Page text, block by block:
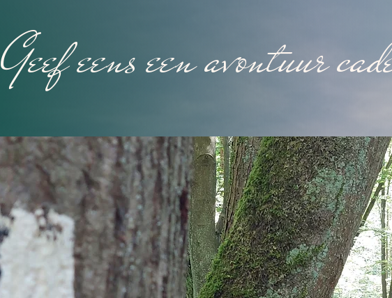
Geef eens een avontuur